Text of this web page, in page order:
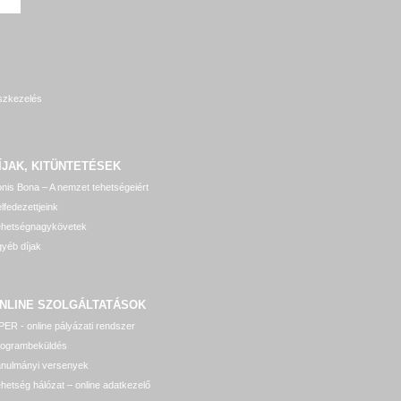
KITÜNTETÉSEK
Bona – A nemzet tehetségeiért
díjak
SZOLGÁLTATÁSOK
- online pályázati rendszer
versenyek
hálózat – online adatkezelő